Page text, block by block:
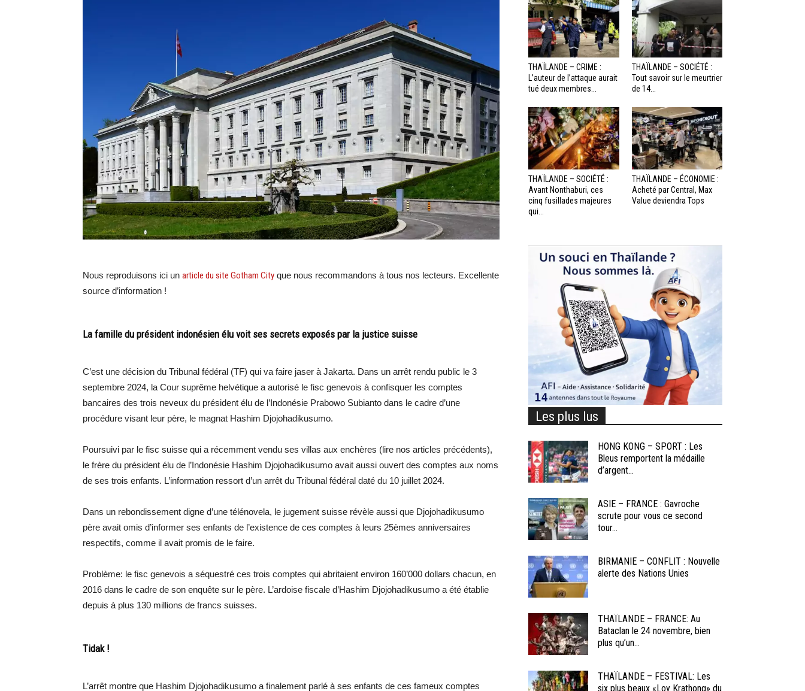
Nous reproduisons ici un article du site Gotham City que nous recommandons à tous nos lecteurs. Excellente
source d’information !
La famille du président indonésien élu voit ses secrets exposés par la justice suisse
C’est une décision du Tribunal fédéral (TF) qui va faire jaser à Jakarta. Dans un arrêt rendu public le 3
septembre 2024, la Cour suprême helvétique a autorisé le fisc genevois à confisquer les comptes
bancaires des trois neveux du président élu de l’Indonésie Prabowo Subianto dans le cadre d’une
procédure visant leur père, le magnat Hashim Djojohadikusumo.
Poursuivi par le fisc suisse qui a récemment vendu ses villas aux enchères (lire nos articles précédents),
le frère du président élu de l’Indonésie Hashim Djojohadikusumo avait aussi ouvert des comptes aux noms
de ses trois enfants. L’information ressort d’un arrêt du Tribunal fédéral daté du 10 juillet 2024.
Dans un rebondissement digne d’une télénovela, le jugement suisse révèle aussi que Djojohadikusumo
père avait omis d’informer ses enfants de l’existence de ces comptes à leurs 25èmes anniversaires
respectifs, comme il avait promis de le faire.
Problème: le fisc genevois a séquestré ces trois comptes qui abritaient environ 160’000 dollars chacun, en
2016 dans le cadre de son enquête sur le père. L’ardoise fiscale d’Hashim Djojohadikusumo a été établie
depuis à plus 130 millions de francs suisses.
Tidak !
L’arrêt montre que Hashim Djojohadikusumo a finalement parlé à ses enfants de ces fameux comptes
THAÏLANDE – CRIME :
L’auteur de l’attaque aurait
tué deux membres...
THAÏLANDE – SOCIÉTÉ :
Tout savoir sur le meurtrier
de 14...
THAÏLANDE – SOCIÉTÉ :
Avant Nonthaburi, ces
cinq fusillades majeures
qui...
THAÏLANDE – ÉCONOMIE :
Acheté par Central, Max
Value deviendra Tops
Les plus lus
HONG KONG – SPORT : Les
Bleus remportent la médaille
d’argent...
ASIE – FRANCE : Gavroche
scrute pour vous ce second
tour...
BIRMANIE – CONFLIT : Nouvelle
alerte des Nations Unies
THAÏLANDE – FRANCE: Au
Bataclan le 24 novembre, bien
plus qu’un...
THAÏLANDE – FESTIVAL: Les
six plus beaux «Loy Krathong» du